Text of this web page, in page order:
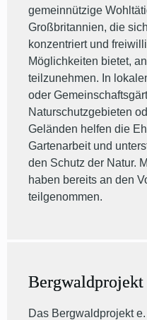
gemeinnützige
Großbritannien, die
konzentriert und
Möglichkeiten bietet,
teilzunehmen. In
oder
Naturschutzgebieten
Geländen helfen die
Gartenarbeit und
den Schutz der Natur.
haben bereits an den
teilgenommen.
Bergwaldprojekt
Das Bergwaldprojekt